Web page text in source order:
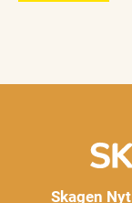
Skagen